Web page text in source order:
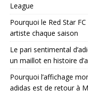
League
Pourquoi le Red Star
artiste chaque saison
Le pari sentimental
un maillot en histoire
Pourquoi l’affichage
adidas est de retour à